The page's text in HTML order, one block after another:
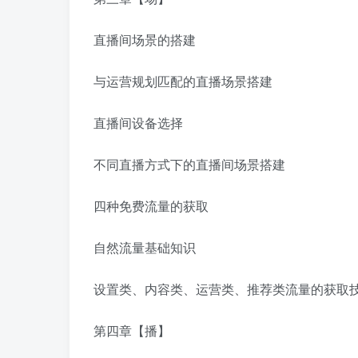
直播间场景的搭建
与运营规划匹配的直播场景搭建
直播间设备选择
不同直播方式下的直播间场景搭建
四种免费流量的获取
自然流量基础知识
设置类、内容类、运营类、推荐类流量的获取
第四章【播】